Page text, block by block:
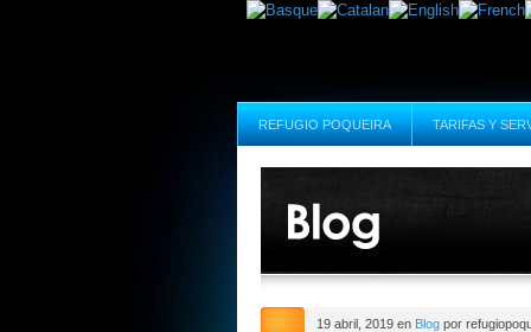
REFUGIO POQUEIRA TARIFAS Y
19 abril, 2019 en Blog por